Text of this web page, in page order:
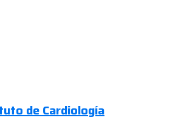
de Cardiología